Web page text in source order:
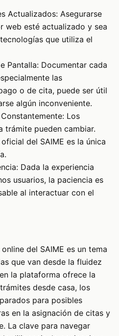
Actualizados: Asegurarse
web esté actualizado y sea
que utiliza el
Pantalla: Documentar cada
las
o de cita, puede ser útil
algún inconveniente.
Los
trámite pueden cambiar.
del SAIME es la única
Dada la experiencia
usuarios, la paciencia es
al interactuar con el
del SAIME es un tema
que van desde la fluidez
la plataforma ofrece la
desde casa, los
para posibles
en la asignación de citas y
La clave para navegar